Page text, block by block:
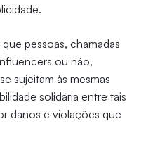
pessoas, chamadas
ou não,
sujeitam às mesmas
solidária entre tais
danos e violações que